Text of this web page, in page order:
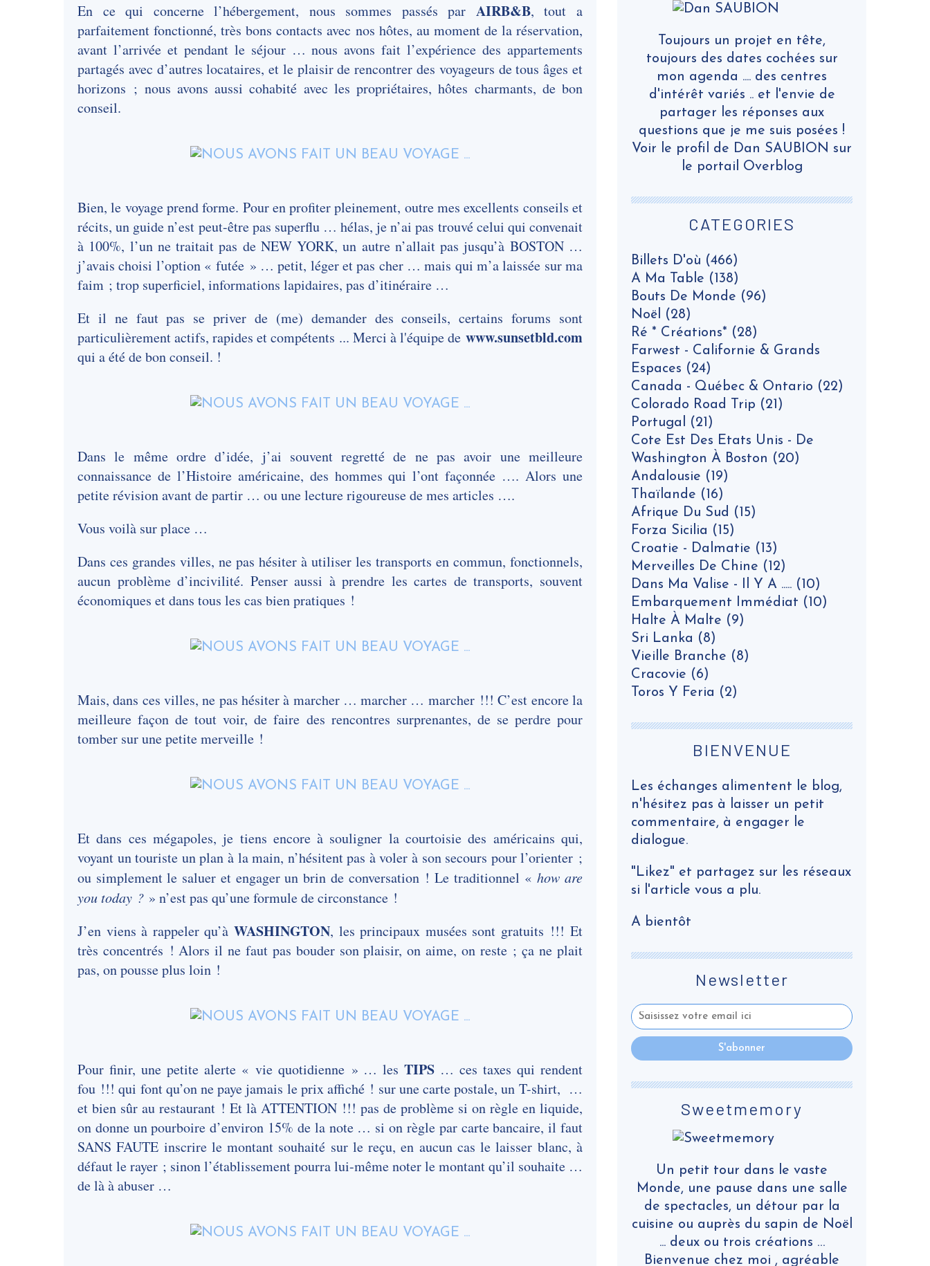
En ce qui concerne l’hébergement, nous sommes passés par AIRB&B, tout a
parfaitement fonctionné, très bons contacts avec nos hôtes, au moment de la réservation,
avant l’arrivée et pendant le séjour … nous avons fait l’expérience des appartements
partagés avec d’autres locataires, et le plaisir de rencontrer des voyageurs de tous âges et
horizons ; nous avons aussi cohabité avec les propriétaires, hôtes charmants, de bon
conseil.
Bien, le voyage prend forme. Pour en profiter pleinement, outre mes excellents conseils et
récits, un guide n’est peut-être pas superflu … hélas, je n’ai pas trouvé celui qui convenait
à 100%, l’un ne traitait pas de NEW YORK, un autre n’allait pas jusqu’à BOSTON …
j’avais choisi l’option « futée » … petit, léger et pas cher … mais qui m’a laissée sur ma
faim ; trop superficiel, informations lapidaires, pas d’itinéraire …
Et il ne faut pas se priver de (me) demander des conseils, certains forums sont
particulièrement actifs, rapides et compétents ... Merci à l'équipe de www.sunsetbld.com
qui a été de bon conseil. !
Dans le même ordre d’idée, j’ai souvent regretté de ne pas avoir une meilleure
connaissance de l’Histoire américaine, des hommes qui l’ont façonnée …. Alors une
petite révision avant de partir … ou une lecture rigoureuse de mes articles ….
Vous voilà sur place …
Dans ces grandes villes, ne pas hésiter à utiliser les transports en commun, fonctionnels,
aucun problème d’incivilité. Penser aussi à prendre les cartes de transports, souvent
économiques et dans tous les cas bien pratiques !
Mais, dans ces villes, ne pas hésiter à marcher … marcher … marcher !!! C’est encore la
meilleure façon de tout voir, de faire des rencontres surprenantes, de se perdre pour
tomber sur une petite merveille !
Et dans ces mégapoles, je tiens encore à souligner la courtoisie des américains qui,
voyant un touriste un plan à la main, n’hésitent pas à voler à son secours pour l’orienter ;
ou simplement le saluer et engager un brin de conversation ! Le traditionnel «how are
you today ? » n’est pas qu’une formule de circonstance !
J’en viens à rappeler qu’à WASHINGTON, les principaux musées sont gratuits !!! Et
très concentrés ! Alors il ne faut pas bouder son plaisir, on aime, on reste ; ça ne plait
pas, on pousse plus loin !
Pour finir, une petite alerte « vie quotidienne » … lesTIPS … ces taxes qui rendent
fou !!! qui font qu’on ne paye jamais le prix affiché ! sur une carte postale, un T-shirt, …
et bien sûr au restaurant ! Et là ATTENTION !!! pas de problème si on règle en liquide,
on donne un pourboire d’environ 15% de la note … si on règle par carte bancaire, il faut
SANS FAUTE inscrire le montant souhaité sur le reçu, en aucun cas le laisser blanc, à
défaut le rayer ; sinon l’établissement pourra lui-même noter le montant qu’il souhaite …
de là à abuser …
Newsletter
CATEGORIES
Billets D'où (466)
A Ma Table (138)
Bouts De Monde (96)
Noël (28)
Ré * Créations* (28)
Farwest - Californie & Grands
Espaces (24)
Canada - Québec & Ontario (22)
Colorado Road Trip (21)
Portugal (21)
Cote Est Des Etats Unis - De
Washington À Boston (20)
Andalousie (19)
Thaïlande (16)
Afrique Du Sud (15)
Forza Sicilia (15)
Croatie - Dalmatie (13)
Merveilles De Chine (12)
Dans Ma Valise - Il Y A ..... (10)
Embarquement Immédiat (10)
Halte À Malte (9)
Sri Lanka (8)
Vieille Branche (8)
Cracovie (6)
Toros Y Feria (2)
Sweetmemory
Un petit tour dans le vaste
Monde, une pause dans une salle
de spectacles, un détour par la
cuisine ou auprès du sapin de Noël
... deux ou trois créations …
Bienvenue chez moi , agréable
Toujours un projet en tête,
toujours des dates cochées sur
mon agenda .... des centres
d'intérêt variés .. et l'envie de
partager les réponses aux
questions que je me suis posées !
Voir le profil de Dan SAUBION sur
le portail Overblog
BIENVENUE
Les échanges alimentent le blog,
n'hésitez pas à laisser un petit
commentaire, à engager le
dialogue.
"Likez" et partagez sur les réseaux
si l'article vous a plu.
A bientôt